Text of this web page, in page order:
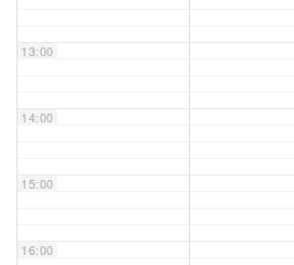
Unser Bijou
13:00
14:00
15:00
16:00